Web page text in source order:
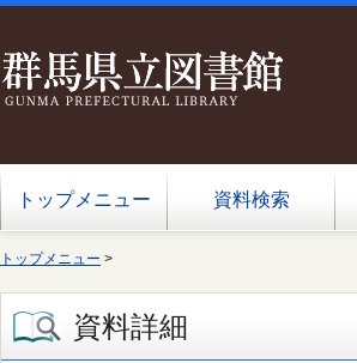
トップメニュー 資料検索
トップメニュー >
資料詳細